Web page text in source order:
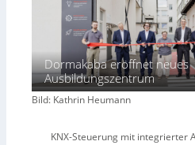
Dormakaba eröffnet neues
Ausbildungszentrum
Bild: Kathrin Heumann
KNX-Steuerung mit integrierter